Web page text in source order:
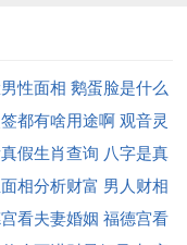
主出行变动，财运起
日。分别为：四月初
日、四月初七日，四
月十四日，四月十六
性面相 鹅蛋脸是什么
都有啥用途啊 观音灵
签词
假生肖查询 八字是真
相分析财富 男人财相
看夫妻婚姻 福德宫看